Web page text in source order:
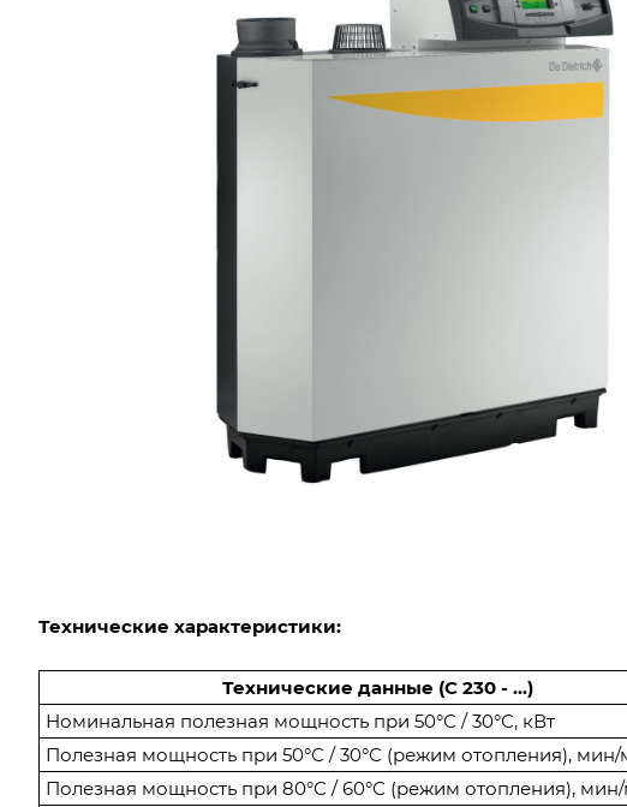
Технические характеристики:
Технические данные (С 230 - ...)
Номинальная полезная мощность при 50°С / 30°С, кВт
Полезная мощность при 50°С / 30°С (режим отопления), мин/
Полезная мощность при 80°С / 60°С (режим отопления), мин/